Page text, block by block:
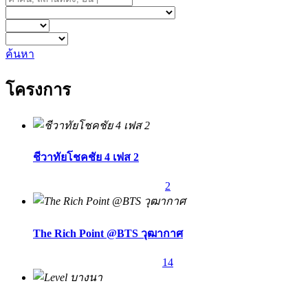
ค้นหา
โครงการ
ชีวาทัยโชคชัย 4 เฟส 2
2
The Rich Point @BTS วุฒากาศ
14